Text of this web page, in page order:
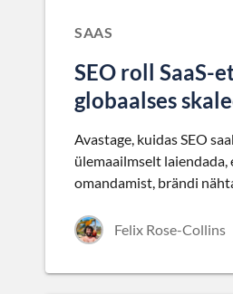
SAAS
SEO roll SaaS-
globaalses
Avastage, kuidas SEO
ülemaailmselt
omandamist, brändi
Felix Rose-Collins